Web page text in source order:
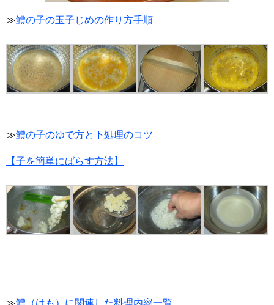
≫鱧の子の玉子じめの作り方手順
≫鱧の子のゆで方と下処理のコツ
【子を簡単にばらす方法】
≫鱧（はも）に関連した料理内容一覧